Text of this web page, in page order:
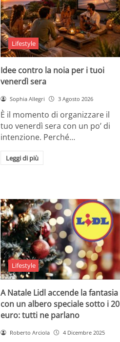
Lifestyle
Idee contro la noia per i tuoi
venerdì sera
Sophia Allegri 3 Agosto 2026
È il momento di organizzare il
tuo venerdì sera con un po’ di
intenzione. Perché…
Leggi di più
Lifestyle
A Natale Lidl accende la fantasia
con un albero speciale sotto i 20
euro: tutti ne parlano
Roberto Arciola 4 Dicembre 2025